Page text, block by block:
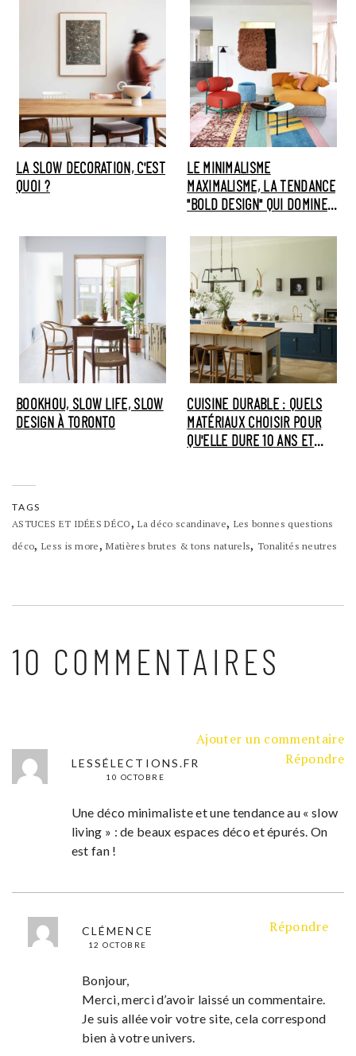
LA SLOW DECORATION, C'EST
QUOI ?
LE MINIMALISME
MAXIMALISME, LA TENDANCE
"BOLD DESIGN" QUI DOMINE
BOOKHOU, SLOW LIFE, SLOW
DESIGN À TORONTO
CUISINE DURABLE : QUELS
MATÉRIAUX CHOISIR POUR
QU'ELLE DURE 10 ANS ET
TAGS
ASTUCES ET IDÉES DÉCO,La déco scandinave, Les bonnes questions
déco, Less is more,Matières brutes & tons naturels, Tonalités neutres
10 COMMENTAIRES
Ajouter un commentaire
LESSÉLECTIONS.FR
10 OCTOBRE
Répondre
Une déco minimaliste et une tendance au « slow
living » : de beaux espaces déco et épurés. On
est fan !
CLÉMENCE
12 OCTOBRE
Répondre
Bonjour,
Merci, merci d’avoir laissé un commentaire.
Je suis allée voir votre site, cela correspond
bien à votre univers.